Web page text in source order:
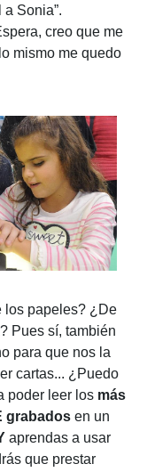
Sonia”.
creo que me
mismo me quedo
los papeles? ¿De
Pues sí, también
para que nos la
cartas... ¿Puedo
poder leer los más
grabados en un
aprendas a usar
que prestar